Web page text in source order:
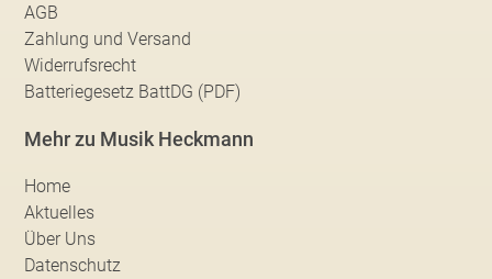
AGB
Zahlung und Versand
Widerrufsrecht
Batteriegesetz BattDG (PDF)
Mehr zu Musik Heckmann
Home
Aktuelles
Über Uns
Datenschutz